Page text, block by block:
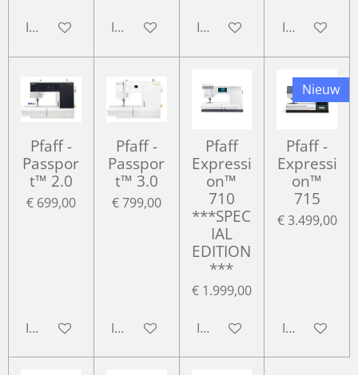
In winkelwagenIn winkelwagenIn winkelwagenIn
Pfaff -
Passpor
t™ 2.0
€ 699,00
In winkelwagen
Pfaff -
Passpor
t™ 3.0
€ 799,00
In winkelwagen
Pfaff
Expressi
on™
710
***SPEC
IAL
EDITION
***
€ 1.999,00
In winkelwagen
Nieuw
Pfaff -
Expressi
on™
715
€ 3.499,00
In